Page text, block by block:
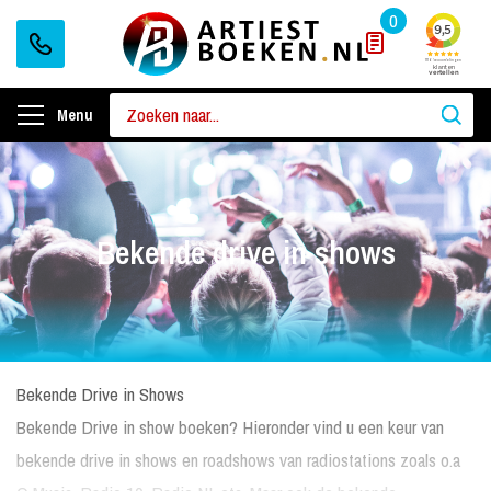
0
Menu
Bekende drive in shows
Bekende Drive in Shows
Bekende Drive in show boeken? Hieronder vind u een keur van
bekende drive in shows en roadshows van radiostations zoals o.a